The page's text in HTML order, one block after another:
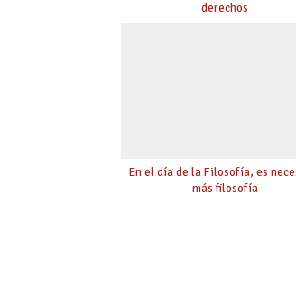
derechos
En el día de la Filosofía, es
más filosofía